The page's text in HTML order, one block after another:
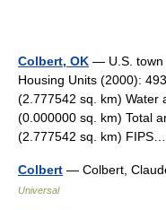
Colbert, OK — U.S. town
Housing Units (2000):
(2.777542 sq. km) Water
(0.000000 sq. km) Total
(2.777542 sq. km)
Colbert — Colbert,
Universal